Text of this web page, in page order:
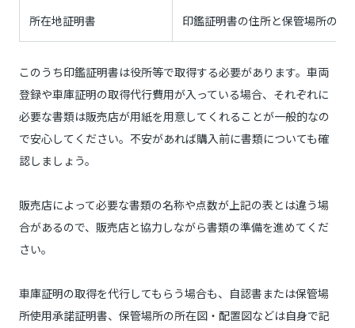
所在地証明書 印鑑証明書の住所と保管場所の
このうち印鑑証明書は役所等で取得する必要があります。車両
登録や車庫証明の取得代行費用が入っている場合、それぞれに
必要な書類は販売店が用紙を用意してくれることが一般的なの
で安心してください。不安があれば購入前に書類についても確
認しましょう。
販売店によって必要な書類の名称や点数が上記の表とは違う場
合があるので、販売店と協力しながら書類の準備を進めてくだ
さい。
車庫証明の取得を代行してもらう場合も、自認書または保管場
所使用承諾証明書、保管場所の所在図・配置図などは自身で記